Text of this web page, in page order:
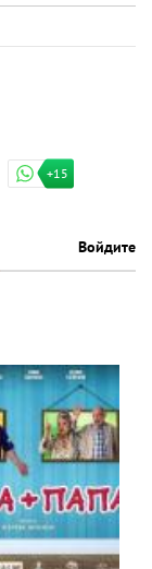
+15
Войдите